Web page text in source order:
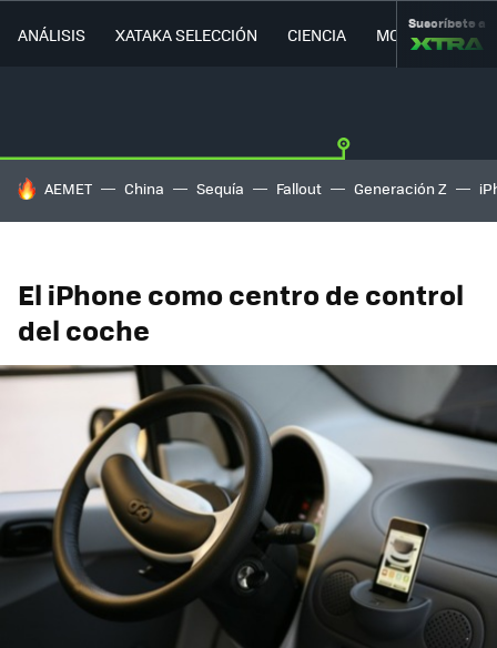
ANÁLISIS XATAKA SELECCIÓN CIENCIA MOVILIDAD
Suscríbete a
HOY SE HABLA DE
AEMET China Sequía Fallout Generación Z
El iPhone como centro de control
del coche